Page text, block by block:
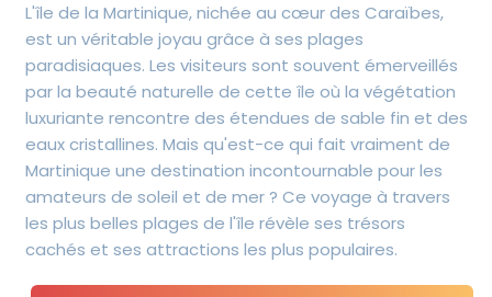
L'île de la Martinique, nichée au cœur des Caraïbes,
est un véritable joyau grâce à ses plages
paradisiaques. Les visiteurs sont souvent émerveillés
par la beauté naturelle de cette île où la végétation
luxuriante rencontre des étendues de sable fin et des
eaux cristallines. Mais qu'est-ce qui fait vraiment de
Martinique une destination incontournable pour les
amateurs de soleil et de mer ? Ce voyage à travers
les plus belles plages de l'île révèle ses trésors
cachés et ses attractions les plus populaires.